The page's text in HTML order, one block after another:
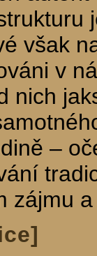
však
v
nich
–
zájmu